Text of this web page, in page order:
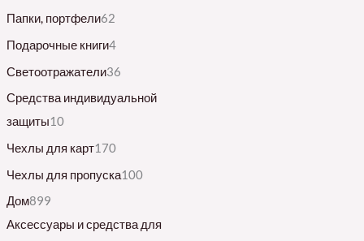
Папки, портфели62
Подарочные книги4
Светоотражатели36
Средства индивидуальной
защиты10
Чехлы для карт170
Чехлы для пропуска100
Дом899
Аксессуары и средства для